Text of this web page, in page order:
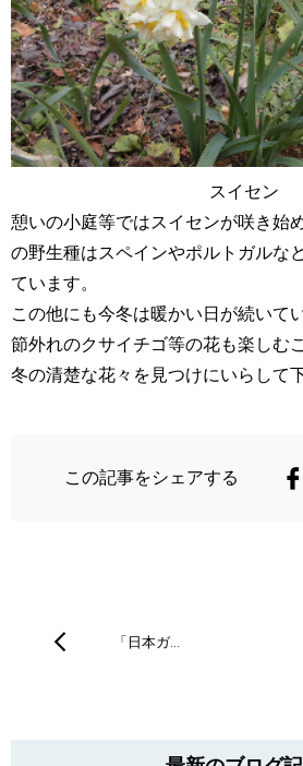
スイセン
憩いの小庭等ではスイセンが咲き始
の野生種はスペインやポルトガルな
ています。
この他にも今冬は暖かい日が続いて
節外れのクサイチゴ等の花も楽しむ
冬の清楚な花々を見つけにいらして下
この記事をシェアする
「日本ガ…